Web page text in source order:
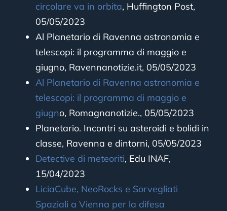
circolare va in orbita, Huffington Post,
05/05/2023
Al Planetario di Ravenna astronomia e
telescopi: il programma di maggio e
giugno, Ravennanotizie.it, 05/05/2023
Al Planetario di Ravenna astronomia e
telescopi: il programma di maggio e
giugno, Romagnanotizie., 05/05/2023
Planetario. Incontri su asteroidi e bolidi in
classe, Ravenna e dintorni, 05/05/2023
Detective di meteoriti, Edu INAF,
15/04/2023
LiciaCube, NeoRocks e Sorvegliati
Spaziali a Vienna per la difesa